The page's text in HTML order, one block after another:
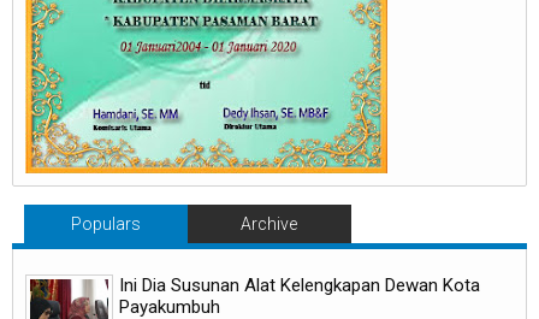
Populars Archive
Ini Dia Susunan Alat Kelengkapan Dewan Kota
Payakumbuh